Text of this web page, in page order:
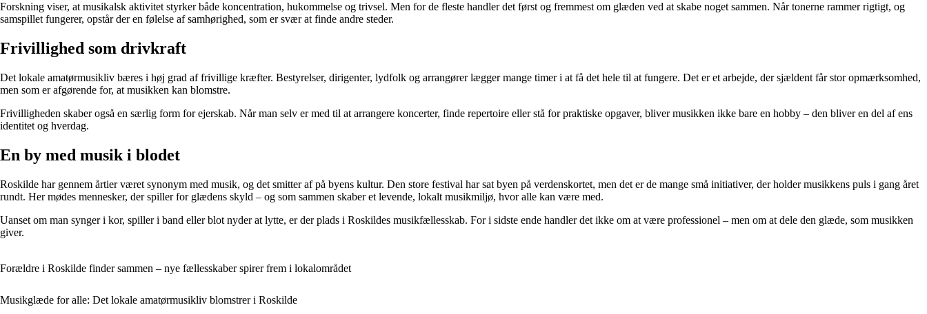
Forskning viser, at musikalsk aktivitet styrker både koncentration, hukommelse og trivsel. Men for de fleste handler det først og fremmest om glæden ved at skabe noget sammen. Når tonerne rammer rigtigt, og
samspillet fungerer, opstår der en følelse af samhørighed, som er svær at finde andre steder.
Frivillighed som drivkraft
Det lokale amatørmusikliv bæres i høj grad af frivillige kræfter. Bestyrelser, dirigenter, lydfolk og arrangører lægger mange timer i at få det hele til at fungere. Det er et arbejde, der sjældent får stor opmærksomhed,
men som er afgørende for, at musikken kan blomstre.
Frivilligheden skaber også en særlig form for ejerskab. Når man selv er med til at arrangere koncerter, finde repertoire eller stå for praktiske opgaver, bliver musikken ikke bare en hobby – den bliver en del af ens
identitet og hverdag.
En by med musik i blodet
Roskilde har gennem årtier været synonym med musik, og det smitter af på byens kultur. Den store festival har sat byen på verdenskortet, men det er de mange små initiativer, der holder musikkens puls i gang året
rundt. Her mødes mennesker, der spiller for glædens skyld – og som sammen skaber et levende, lokalt musikmiljø, hvor alle kan være med.
Uanset om man synger i kor, spiller i band eller blot nyder at lytte, er der plads i Roskildes musikfællesskab. For i sidste ende handler det ikke om at være professionel – men om at dele den glæde, som musikken
giver.
Forældre i Roskilde finder sammen – nye fællesskaber spirer frem i lokalområdet
Musikglæde for alle: Det lokale amatørmusikliv blomstrer i Roskilde